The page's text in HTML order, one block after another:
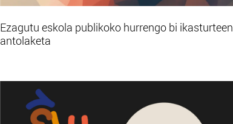
Ezagutu eskola publikoko hurrengo bi ikasturteen
antolaketa